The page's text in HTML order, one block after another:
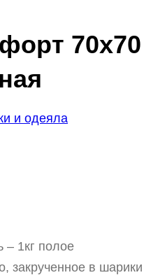
70х70
и одеяла
– 1кг полое
закрученное в шарики